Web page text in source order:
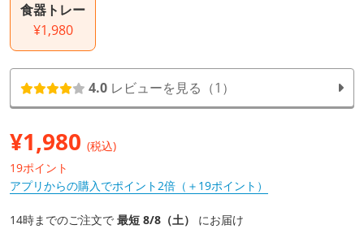
食器トレー
¥1,980
4.0 レビューを見る（1）
¥1,980 (税込)
19ポイント
アプリからの購入でポイント2倍（＋19ポイント）
14時までのご注文で 最短 8/8（土） にお届け